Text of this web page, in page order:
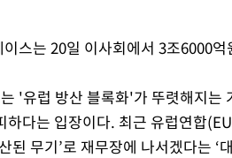
스는 20일 이사회에서 3조6000
'유럽 방산 블록화'가 뚜렷해지는
하다는 입장이다. 최근 유럽연합
된 무기’로 재무장에 나서겠다는